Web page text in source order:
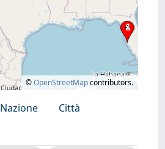
©OpenStreetMapcontributors.
Nazione
Città